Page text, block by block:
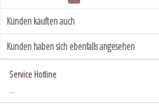
Kunden kauften auch
Kunden haben sich ebenfalls angesehen
Service Hotline
...